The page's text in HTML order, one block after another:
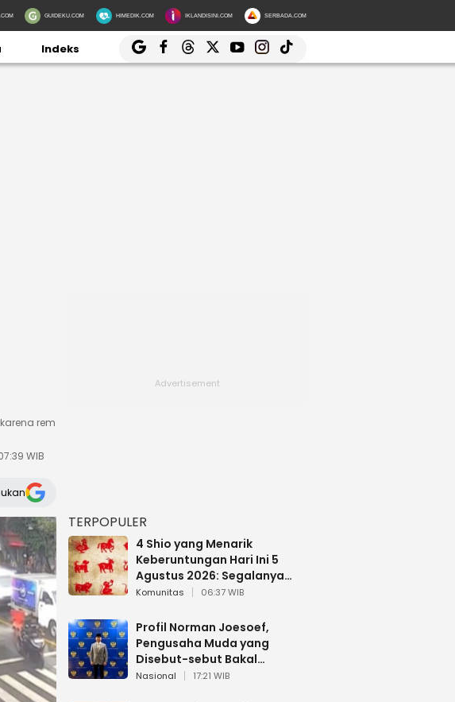
GUIDEKU.COM HIMEDIK.COM IKLANDISINI.COM SERBADA.COM
Indeks
rem
WIB
TERPOPULER
4 Shio yang Menarik
Keberuntungan Hari Ini 5
Agustus 2026: Segalanya
Berjalan Lancar
Komunitas 06:37 WIB
Profil Norman Joesoef,
Pengusaha Muda yang
Disebut-sebut Bakal
Dilantik Jadi Wamenhan RI
Nasional 17:21 WIB